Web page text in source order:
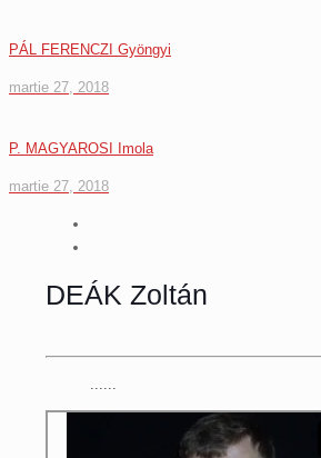
PÁL FERENCZI Gyöngyi
martie 27, 2018
P. MAGYAROSI Imola
martie 27, 2018
DEÁK Zoltán
......